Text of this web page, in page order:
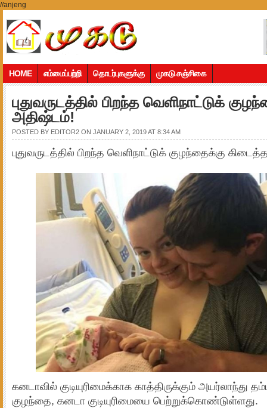
//anjeng
HOME எம்மைப்பற்றி தொடர்புகளுக்கு முகடு சஞ்சிகை
புதுவருடத்தில் பிறந்த வெளிநாட்டுக்
அதிஷ்டம்!
POSTED BY EDITOR2 ON JANUARY 2, 2019 AT 8:34 AM
புதுவருடத்தில் பிறந்த வெளிநாட்டுக் குழந்தைக்கு
கனடாவில் குடியுரிமைக்காக காத்திருக்கும் அயர்லாந்து
குழந்தை, கனடா குடியுரிமையை பெற்றுக்கொண்டுள்ளது.